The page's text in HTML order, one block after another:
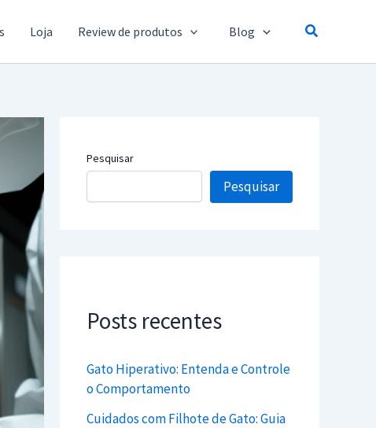
Loja Review de produtos Blog Pesquisar
Pesquisar
Pesquisar
Posts recentes
Gato Hiperativo: Entenda e Controle
o Comportamento
Cuidados com Filhote de Gato: Guia